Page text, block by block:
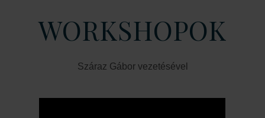
WORKSHOPOK
Száraz Gábor vezetésével